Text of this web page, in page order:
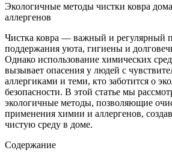
Экологичные методы чистки ковра
аллергенов
Чистка ковра — важный и регулярный
поддержания уюта, гигиены и
Однако использование химических
вызывает опасения у людей с
аллергиками и теми, кто заботится о
безопасности. В этой статье мы
экологичные методы, позволяющие
применения химии и аллергенов,
чистую среду в доме.
Содержание